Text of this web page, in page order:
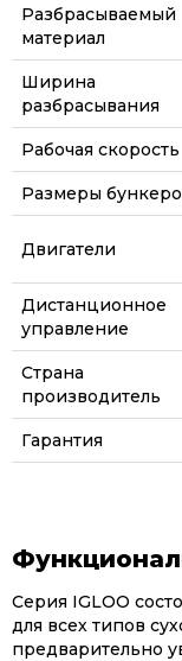
Разбрасываемый
материал
Ширина
разбрасывания
Рабочая скорость
Размеры
Двигатели
Дистанционное
управление
Страна
производитель
Гарантия
Серия IGLOO
для всех типов
предварительно